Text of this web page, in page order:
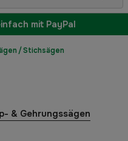
mit PayPal
/Stichsägen
& Gehrungssägen